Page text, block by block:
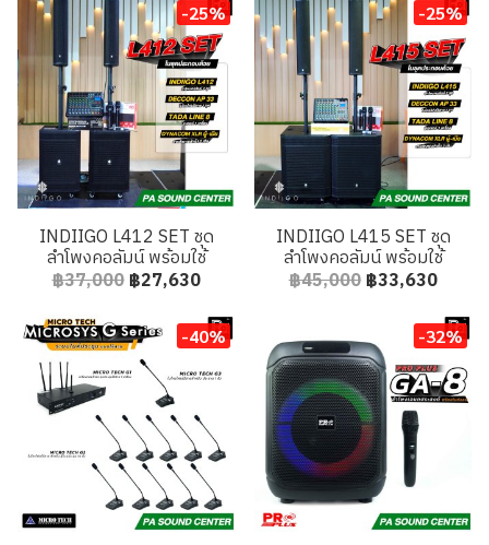
-25%
INDIIGO L412 SET ชุด
ลำโพงคอลัมน์ พร้อมใช้
฿37,000 ฿27,630
-25%
INDIIGO L415 SET ชุด
ลำโพงคอลัมน์ พร้อมใช้
฿45,000 ฿33,630
-40% -32%